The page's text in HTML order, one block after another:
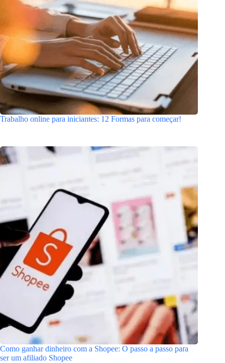
Trabalho online para iniciantes: 12 Formas para começar!
Como ganhar dinheiro com a Shopee: O passo a passo para
ser um afiliado Shopee